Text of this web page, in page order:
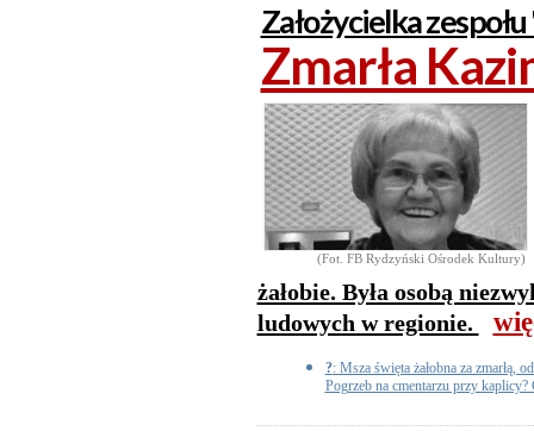
Założycielka
Zmarła
(Fot. FB Rydzyński Ośrodek Kultury)
żałobie. Była osobą
ludowych w regionie.
?: Msza święta żałobna za zmarłą,
Pogrzeb na cmentarzu przy kaplicy?